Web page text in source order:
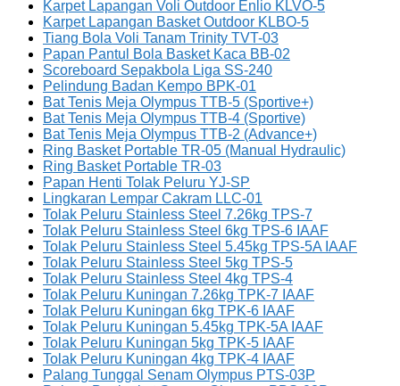
Karpet Lapangan Voli Outdoor Enlio KLVO-5
Karpet Lapangan Basket Outdoor KLBO-5
Tiang Bola Voli Tanam Trinity TVT-03
Papan Pantul Bola Basket Kaca BB-02
Scoreboard Sepakbola Liga SS-240
Pelindung Badan Kempo BPK-01
Bat Tenis Meja Olympus TTB-5 (Sportive+)
Bat Tenis Meja Olympus TTB-4 (Sportive)
Bat Tenis Meja Olympus TTB-2 (Advance+)
Ring Basket Portable TR-05 (Manual Hydraulic)
Ring Basket Portable TR-03
Papan Henti Tolak Peluru YJ-SP
Lingkaran Lempar Cakram LLC-01
Tolak Peluru Stainless Steel 7.26kg TPS-7
Tolak Peluru Stainless Steel 6kg TPS-6 IAAF
Tolak Peluru Stainless Steel 5.45kg TPS-5A IAAF
Tolak Peluru Stainless Steel 5kg TPS-5
Tolak Peluru Stainless Steel 4kg TPS-4
Tolak Peluru Kuningan 7.26kg TPK-7 IAAF
Tolak Peluru Kuningan 6kg TPK-6 IAAF
Tolak Peluru Kuningan 5.45kg TPK-5A IAAF
Tolak Peluru Kuningan 5kg TPK-5 IAAF
Tolak Peluru Kuningan 4kg TPK-4 IAAF
Palang Tunggal Senam Olympus PTS-03P